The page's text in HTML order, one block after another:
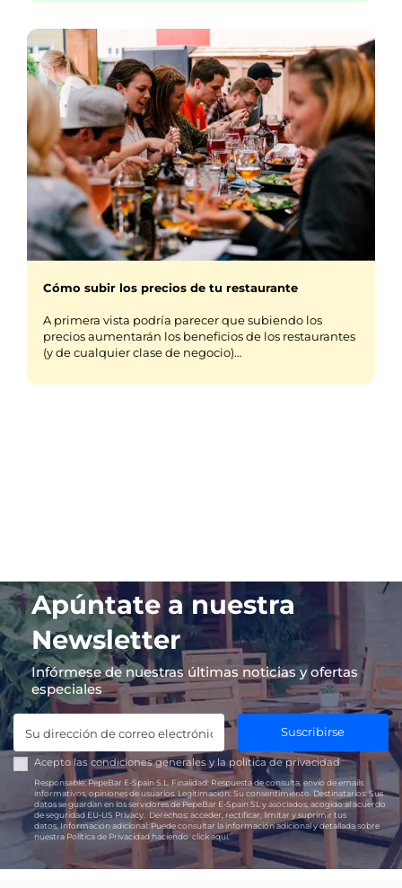
Cómo subir los precios de tu restaurante
A primera vista podría parecer que subiendo los
precios aumentarán los beneficios de los restaurantes
(y de cualquier clase de negocio)…
Apúntate a nuestra
Newsletter
Infórmese de nuestras últimas noticias y ofertas
especiales
Suscribirse
Acepto las condiciones generales y lapolítica de privacidad
Responsable:PepeBar E-Spain S.L. Finalidad: Respuesta de consulta, envío de emails
informativos, opiniones de usuarios. Legitimación: Su consentimiento. Destinatarios:Sus
datos se guardan en los servidores de PepeBar E-Spain SL y asociados, acogido al acuerdo
de seguridad EU-US Privacy.
Derechos: acceder, rectificar, limitar y suprimir tus
datos.Información adicional:Puede consultar la información adicional y detallada sobre
nuestra Política de Privacidad haciendoclick aquí.